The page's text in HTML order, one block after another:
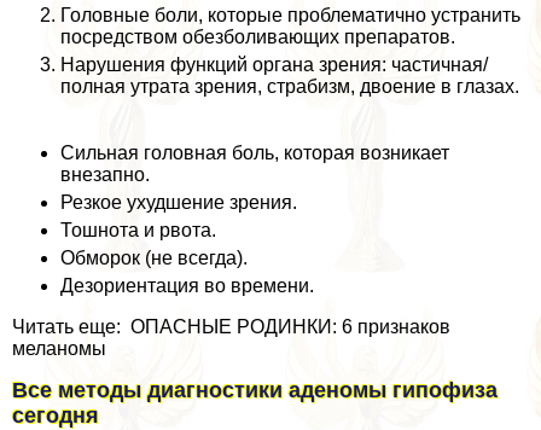
Головные боли, которые проблематично устранить
посредством обезболивающих препаратов.
Нарушения функций органа зрения: частичная/
полная утрата зрения, страбизм, двоение в глазах.
Сильная головная боль, которая возникает
внезапно.
Резкое ухудшение зрения.
Тошнота и рвота.
Обморок (не всегда).
Дезориентация во времени.
Читать еще: ОПАСНЫЕ РОДИНКИ: 6 признаков
меланомы
Все методы диагностики аденомы гипофиза
сегодня